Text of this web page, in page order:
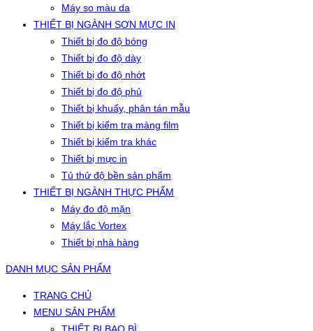
Máy so màu da
THIẾT BỊ NGÀNH SƠN MỰC IN
Thiết bị đo độ bóng
Thiết bị đo độ dày
Thiết bị đo độ nhớt
Thiết bị đo độ phủ
Thiết bị khuấy, phân tán mẫu
Thiết bị kiểm tra màng film
Thiết bị kiểm tra khác
Thiết bị mực in
Tủ thử độ bền sản phẩm
THIẾT BỊ NGÀNH THỰC PHẨM
Máy đo độ mặn
Máy lắc Vortex
Thiết bị nhà hàng
DANH MỤC SẢN PHẨM
TRANG CHỦ
MENU SẢN PHẨM